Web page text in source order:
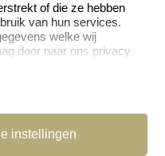
Veelgestelde vragen
Retourneren
of die ze hebben
van hun services.
welke wij
door naar ons privacy
instellingen